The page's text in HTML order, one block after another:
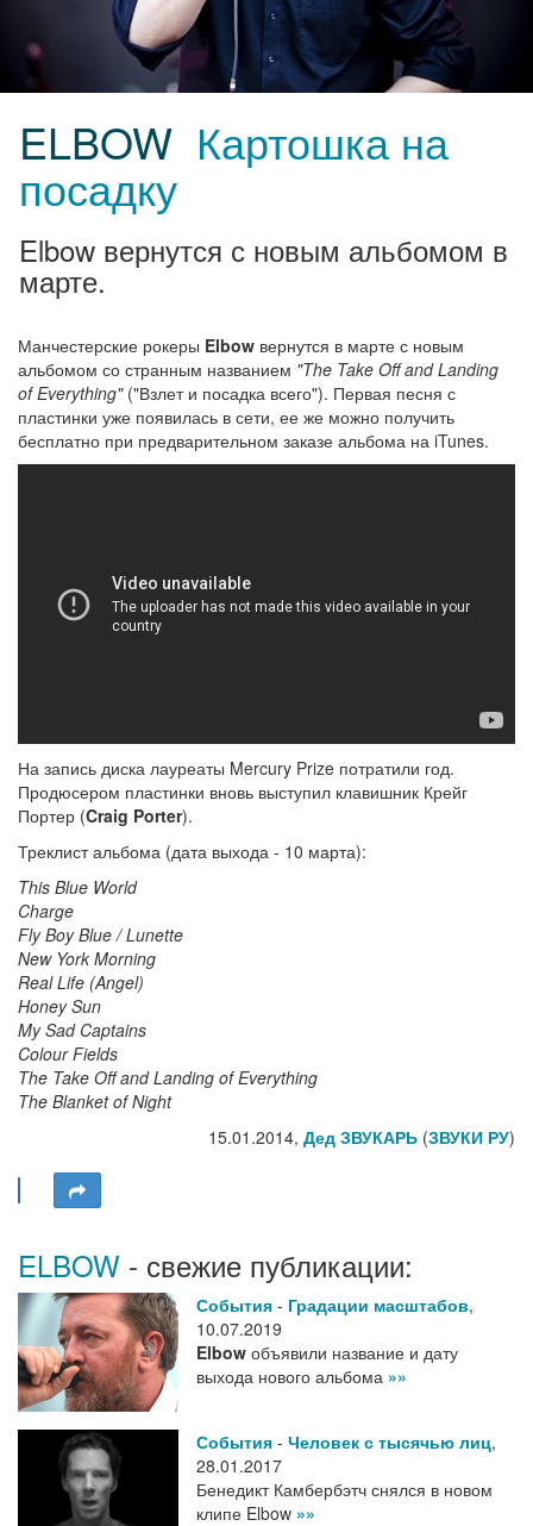
ELBOW Картошка на
посадку
Elbow вернутся с новым альбомом в
марте.
Манчестерские рокеры Elbow вернутся в марте с новым
альбомом со странным названием "The Take Off and Landing
of Everything"("Взлет и посадка всего"). Первая песня с
пластинки уже появилась в сети, ее же можно получить
бесплатно при предварительном заказе альбома на iTunes.
На запись диска лауреаты Mercury Prize потратили год.
Продюсером пластинки вновь выступил клавишник Крейг
Портер (Craig Porter).
Треклист альбома (дата выхода - 10 марта):
This Blue World
Charge
Fly Boy Blue / Lunette
New York Morning
Real Life (Angel)
Honey Sun
My Sad Captains
Colour Fields
The Take Off and Landing of Everything
The Blanket of Night
15.01.2014, Дед ЗВУКАРЬ (ЗВУКИ РУ)
ELBOW - свежие публикации:
События - Градации масштабов,
10.07.2019
Elbow объявили название и дату
выхода нового альбома »»
События - Человек с тысячью лиц,
28.01.2017
Бенедикт Камбербэтч снялся в новом
клипе Elbow »»